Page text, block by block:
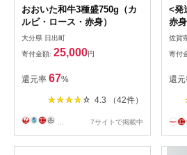
おおいた和牛3種盛750g（カ
ルビ・ロース・赤身）
大分県 日出町
寄付金額: 25,000円
還元率 67%
4.3 （42件）
7サイトで掲載中
<発
赤
産
牛
お
佐賀
寄付
還